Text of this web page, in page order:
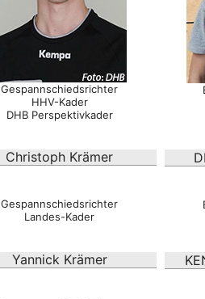
Gespannschiedsrichter
HHV-Kader
DHB Perspektivkader
Christoph Krämer
Gespannschiedsrichter
Landes-Kader
Yannick Krämer